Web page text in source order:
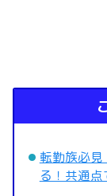
転勤族必
る！共通点